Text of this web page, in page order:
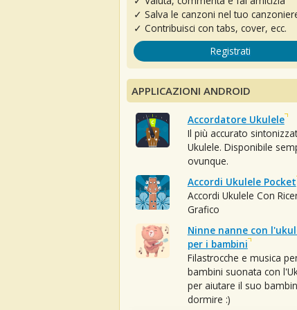
✓ Salva le canzoni nel tuo
✓ Contribuisci con tabs, cover, ecc.
Registrati
APPLICAZIONI ANDROID
Accordatore Ukulele
Il più accurato
Ukulele. Disponibile
ovunque.
Accordi Ukulele Pocket
Accordi Ukulele Con
Grafico
Ninne nanne con
per i bambini
Filastrocche e musica
bambini suonata con
per aiutare il suo
dormire :)